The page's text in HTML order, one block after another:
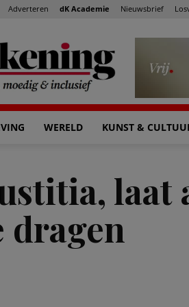
Adverteren dK Academie Nieuwsbrief
WERELD KUNST &
dragen